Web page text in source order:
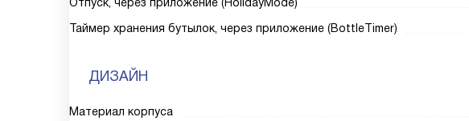
Таймер хранения бутылок, через приложение (BottleTimer)
ДИЗАЙН
Материал корпуса